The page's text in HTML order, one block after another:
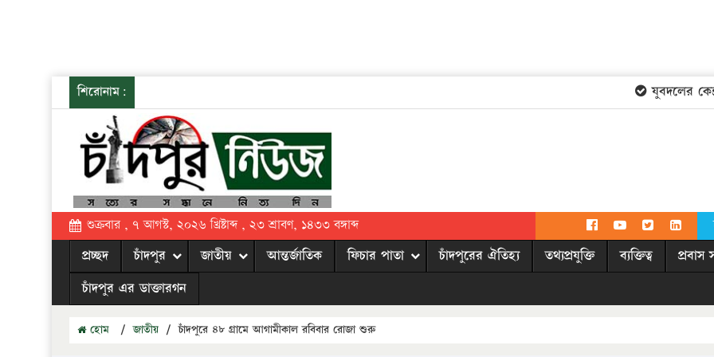
শিরোনাম: যুবদলের
শুক্রবার , ৭ আগস্ট, ২০২৬ খ্রিষ্টাব্দ , ২৩ শ্রাবণ, ১৪৩৩ বঙ্গাব্দ
প্রচ্ছদ চাঁদপুর জাতীয় আন্তর্জাতিক ফিচার পাতা চাঁদপুরের ঐতিহ্য তথ্যপ্রযুক্তি ব্যক্তিত্ব প্রবাস
চাঁদপুর এর ডাক্তারগন
হোম / জাতীয় / চাঁদপুরে ৪৮ গ্রামে আগামীকাল রবিবার রোজা শুরু